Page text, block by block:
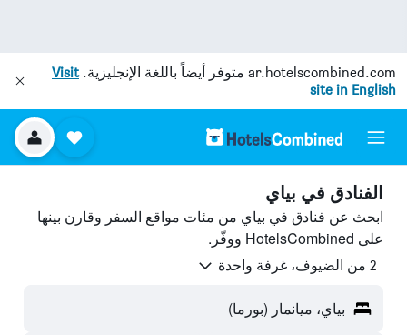
ar.hotelscombined.com متوفر أيضاً باللغة الإنجليزية.Visit
site in English
الفنادق في بياي
ابحث عن فنادق في بياي من مئات مواقع السفر وقارن بينها
على HotelsCombined ووفّر.
2 من الضيوف، غرفة واحدة
بياي، ميانمار (بورما)